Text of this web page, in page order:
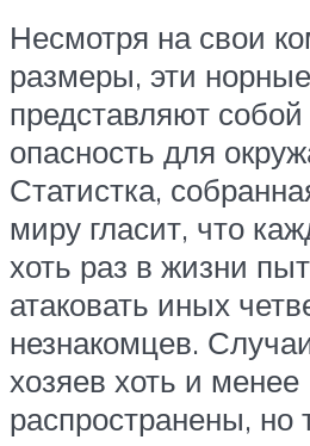
Несмотря на свои
размеры, эти
представляют
опасность для
Статистка,
миру гласит, что
хоть раз в жизни
атаковать иных
незнакомцев.
хозяев хоть и менее
распространены, но